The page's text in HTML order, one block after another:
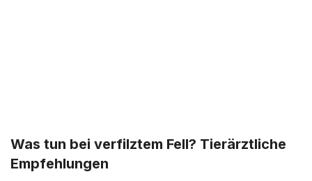
Was tun bei verfilztem Fell? Tierärztliche
Empfehlungen